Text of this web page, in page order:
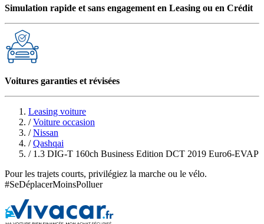
Simulation rapide et sans engagement en Leasing ou en Crédit
Voitures garanties et révisées
Leasing voiture
/ Voiture occasion
/ Nissan
/ Qashqai
/ 1.3 DIG-T 160ch Business Edition DCT 2019 Euro6-EVAP
Pour les trajets courts, privilégiez la marche ou le vélo.
#SeDéplacerMoinsPolluer